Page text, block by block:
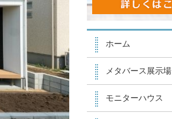
ホーム
メタバース展示場
モニターハウス